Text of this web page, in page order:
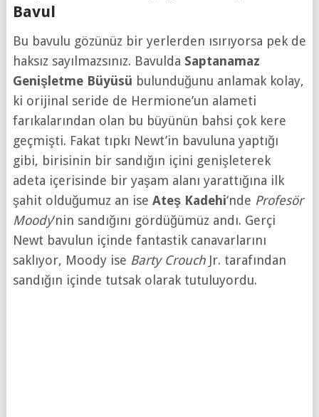
Bavul
Bu bavulu gözünüz bir yerlerden ısırıyorsa pek de
haksız sayılmazsınız. Bavulda Saptanamaz
Genişletme Büyüsü bulunduğunu anlamak kolay,
ki orijinal seride de Hermione’un alameti
farıkalarından olan bu büyünün bahsi çok kere
geçmişti. Fakat tıpkı Newt’in bavuluna yaptığı
gibi, birisinin bir sandığın içini genişleterek
adeta içerisinde bir yaşam alanı yarattığına ilk
şahit olduğumuz an ise Ateş Kadehi‘nde Profesör
Moody‘nin sandığını gördüğümüz andı. Gerçi
Newt bavulun içinde fantastik canavarlarını
saklıyor, Moody ise Barty CrouchJr. tarafından
sandığın içinde tutsak olarak tutuluyordu.